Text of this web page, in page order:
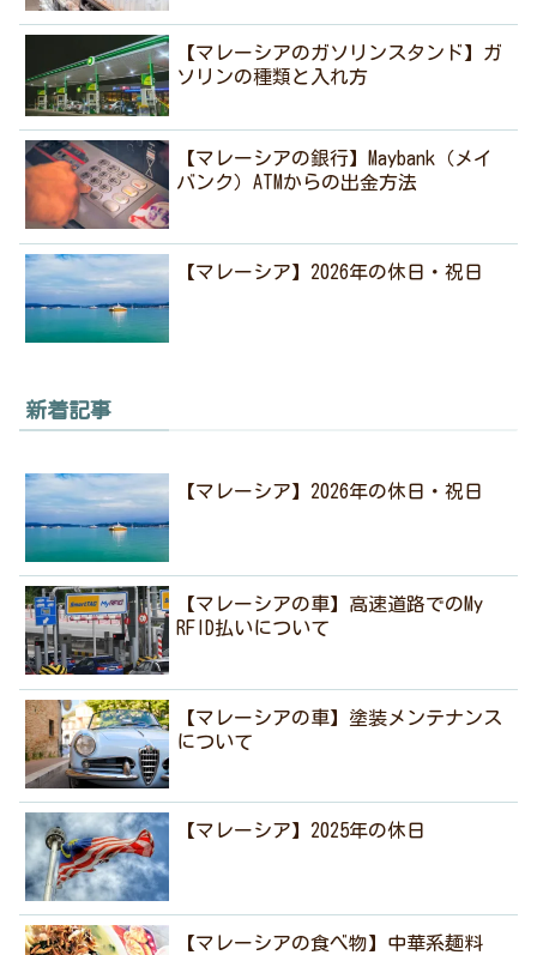
【マレーシアのガソリンスタンド】ガ
ソリンの種類と入れ方
【マレーシアの銀行】Maybank（メイ
バンク）ATMからの出金方法
【マレーシア】2026年の休日・祝日
新着記事
【マレーシア】2026年の休日・祝日
【マレーシアの車】高速道路でのMy
RFID払いについて
【マレーシアの車】塗装メンテナンス
について
【マレーシア】2025年の休日
【マレーシアの食べ物】中華系麺料